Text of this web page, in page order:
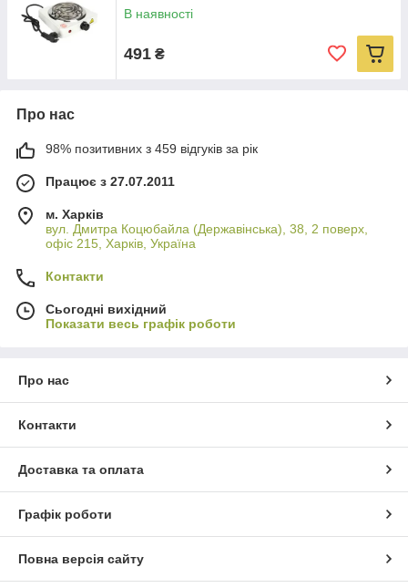
В наявності
491 ₴
Про нас
98% позитивних з 459 відгуків за рік
Працює з 27.07.2011
м. Харків
вул. Дмитра Коцюбайла (Державінська), 38, 2 поверх,
офіс 215, Харків, Україна
Контакти
Сьогодні вихідний
Показати весь графік роботи
Про нас
Контакти
Доставка та оплата
Графік роботи
Повна версія сайту